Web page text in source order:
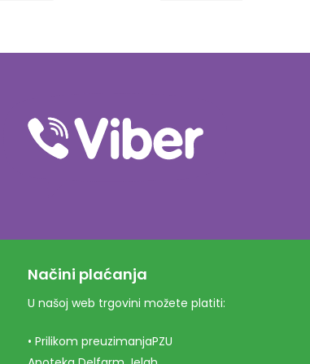
Načini plaćanja
U našoj web trgovini možete platiti:
• Prilikom preuzimanjaPZU